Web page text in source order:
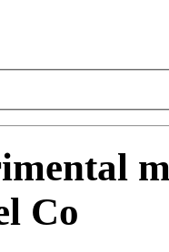
Co